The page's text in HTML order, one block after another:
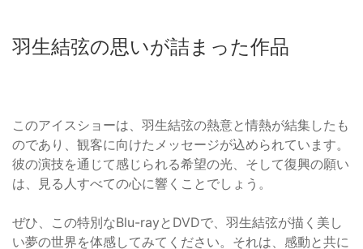
羽生結弦の思いが詰まった作品
このアイスショーは、羽生結弦の熱意と情熱が結集したも
のであり、観客に向けたメッセージが込められています。
彼の演技を通じて感じられる希望の光、そして復興の願い
は、見る人すべての心に響くことでしょう。
ぜひ、この特別なBlu-rayとDVDで、羽生結弦が描く美し
い夢の世界を体感してみてください。それは、感動と共に